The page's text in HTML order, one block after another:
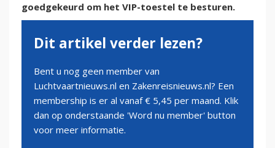
goedgekeurd om het VIP-toestel te besturen.
Dit artikel verder lezen?
Bent u nog geen member van
Luchtvaartnieuws.nl en Zakenreisnieuws.nl? Een
membership is er al vanaf € 5,45 per maand. Klik
dan op onderstaande 'Word nu member' button
voor meer informatie.